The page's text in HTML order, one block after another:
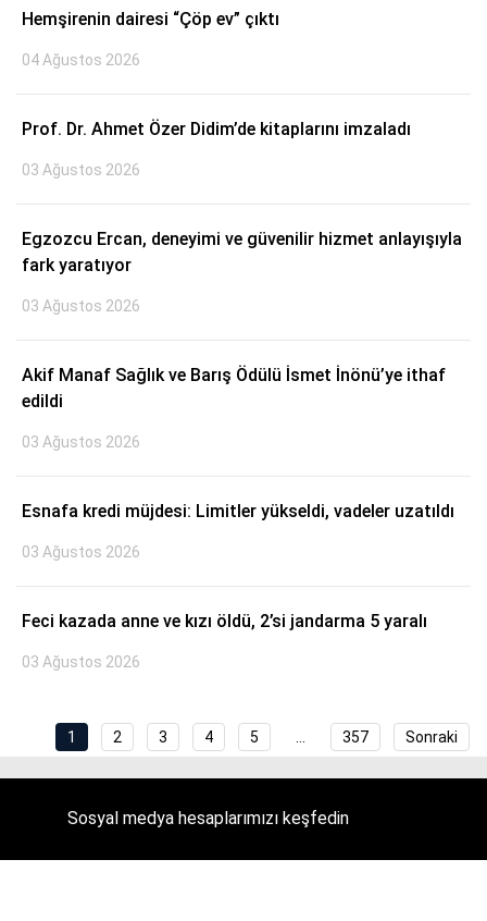
Hemşirenin dairesi “Çöp ev” çıktı
04 Ağustos 2026
Prof. Dr. Ahmet Özer Didim’de kitaplarını imzaladı
03 Ağustos 2026
Egzozcu Ercan, deneyimi ve güvenilir hizmet anlayışıyla
fark yaratıyor
03 Ağustos 2026
Akif Manaf Sağlık ve Barış Ödülü İsmet İnönü’ye ithaf
edildi
03 Ağustos 2026
Esnafa kredi müjdesi: Limitler yükseldi, vadeler uzatıldı
03 Ağustos 2026
Feci kazada anne ve kızı öldü, 2’si jandarma 5 yaralı
03 Ağustos 2026
1 2 3 4 5 357 Sonraki
Sosyal medya hesaplarımızı keşfedin